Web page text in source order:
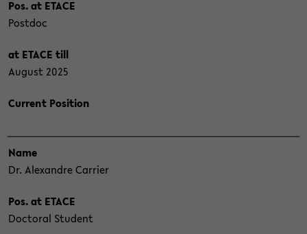
Pos. at ETACE
Post­doc
at ETACE till
Au­gust 2025
Cur­rent Po­si­ti­on
Name
Dr. Alex­andre Car­ri­er
Pos. at ETACE
Doc­to­ral Stu­dent